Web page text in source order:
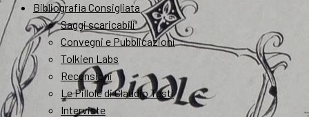
Bibliografia Consigliata
Saggi scaricabili
Convegni e Pubblicazioni
Tolkien Labs
Recensioni
Le Pillole di Claudio Testi
Interviste